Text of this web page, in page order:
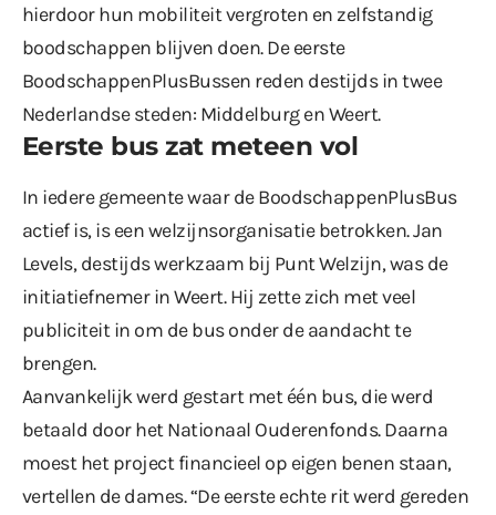
hierdoor hun mobiliteit vergroten en zelfstandig
boodschappen blijven doen. De eerste
BoodschappenPlusBussen reden destijds in twee
Nederlandse steden: Middelburg en Weert.
Eerste bus zat meteen vol
In iedere gemeente waar de BoodschappenPlusBus
actief is, is een welzijnsorganisatie betrokken. Jan
Levels, destijds werkzaam bij Punt Welzijn, was de
initiatiefnemer in Weert. Hij zette zich met veel
publiciteit in om de bus onder de aandacht te
brengen.
Aanvankelijk werd gestart met één bus, die werd
betaald door het Nationaal Ouderenfonds. Daarna
moest het project financieel op eigen benen staan,
vertellen de dames. “De eerste echte rit werd gereden